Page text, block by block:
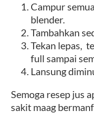
Campur
blender.
Tambahkan
Tekan lepas,
full sampai
Lansung
Semoga resep jus
sakit maag